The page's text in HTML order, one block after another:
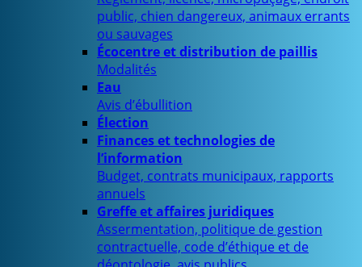
public, chien dangereux, animaux errants
ou sauvages
Écocentre et distribution de paillis
Modalités
Eau
Avis d’ébullition
Élection
Finances et technologies de
l’information
Budget, contrats municipaux, rapports
annuels
Greffe et affaires juridiques
Assermentation, politique de gestion
contractuelle, code d’éthique et de